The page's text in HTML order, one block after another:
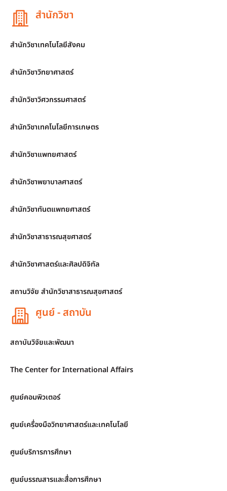
สำนักวิชา
สำนักวิชาเทคโนโลยีสังคม
สำนักวิชาวิทยาศาสตร์
สำนักวิชาวิศวกรรมศาสตร์
สำนักวิชาเทคโนโลยีการเกษตร
สำนักวิชาแพทยศาสตร์
สำนักวิชาพยาบาลศาสตร์
สำนักวิชาทันตแพทยศาสตร์
สำนักวิชาสาธารณสุขศาสตร์
สำนักวิชาศาสตร์และศิลปดิจิทัล
สถานวิจัย สำนักวิชาสาธารณสุขศาสตร์
ศูนย์ - สถาบัน
สถาบันวิจัยและพัฒนา
The Center for International Affairs
ศูนย์คอมพิวเตอร์
ศูนย์เครื่องมือวิทยาศาสตร์และเทคโนโลยี
ศูนย์บริการการศึกษา
ศูนย์บรรณสารและสื่อการศึกษา